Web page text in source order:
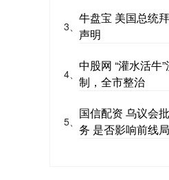
3、
牛盘宝 美国总统
声明
4、
中股网 “灌水活牛
制，全市整治
5、
国信配资 乌议会
务 是否影响前线